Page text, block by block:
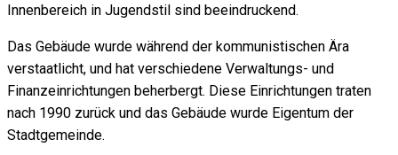
Innenbereich in Jugendstil sind beeindruckend.
Das Gebäude wurde während der kommunistischen Ära
verstaatlicht, und hat verschiedene Verwaltungs- und
Finanzeinrichtungen beherbergt. Diese Einrichtungen traten
nach 1990 zurück und das Gebäude wurde Eigentum der
Stadtgemeinde.